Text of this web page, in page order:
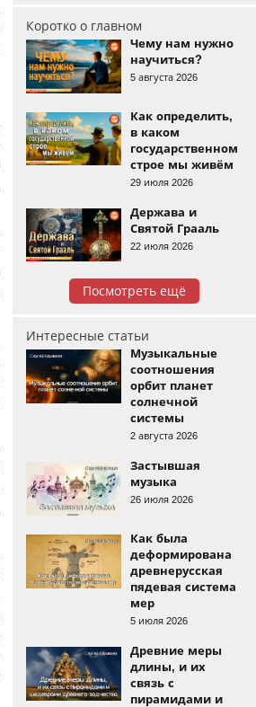
Коротко о главном
Чему нам нужно
научиться?
5 августа 2026
Как определить,
в каком
государственном
строе мы живём
29 июля 2026
Держава и
Святой Грааль
22 июля 2026
Посмотреть ещё
Интересные статьи
Музыкальные
соотношения
орбит планет
солнечной
системы
2 августа 2026
Застывшая
музыка
26 июля 2026
Как была
деформирована
древнерусская
пядевая система
мер
5 июля 2026
Древние меры
длины, и их
связь с
пирамидами и